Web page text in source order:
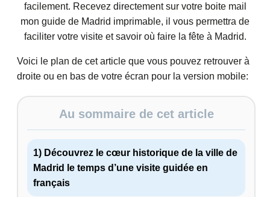
facilement. Recevez directement sur votre boite mail
mon guide de Madrid imprimable, il vous permettra de
faciliter votre visite et savoir où faire la fête à Madrid.
Voici le plan de cet article que vous pouvez retrouver à
droite ou en bas de votre écran pour la version mobile:
Au sommaire de cet article
1) Découvrez le cœur historique de la ville de
Madrid le temps d’une visite guidée en
français